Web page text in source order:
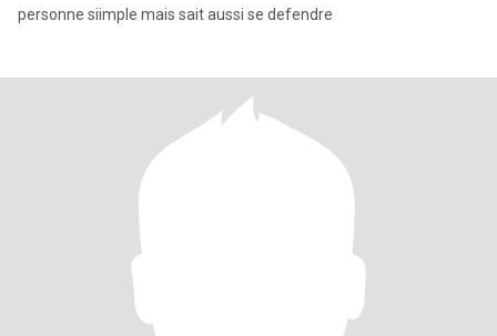
personne siimple mais sait aussi se defendre